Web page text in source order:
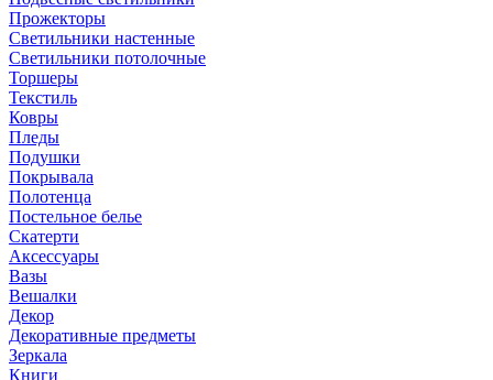
Прожекторы
Светильники настенные
Светильники потолочные
Торшеры
Текстиль
Ковры
Пледы
Подушки
Покрывала
Полотенца
Постельное белье
Скатерти
Аксессуары
Вазы
Вешалки
Декор
Декоративные предметы
Зеркала
Книги